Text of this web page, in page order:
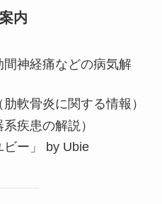
内
神経痛などの病気解
軟骨炎に関する情報）
疾患の解説）
ー」 by Ubie